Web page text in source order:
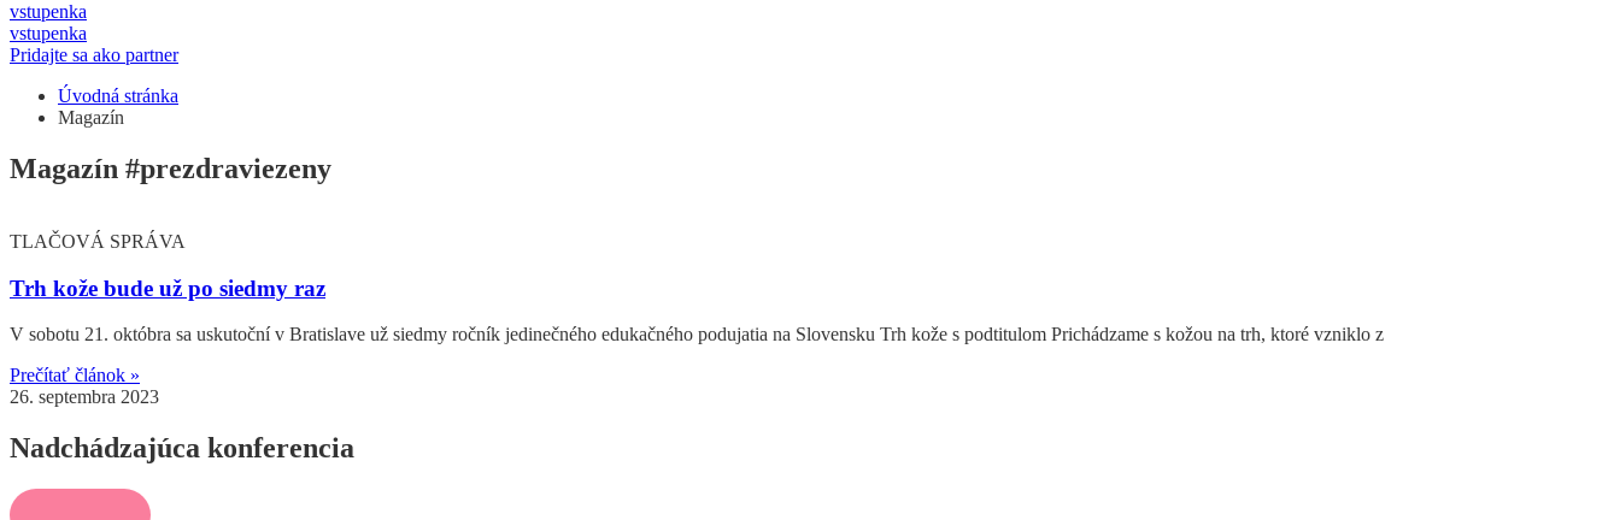
vstupenka
vstupenka
Pridajte sa ako partner
Úvodná stránka
Magazín
Magazín #prezdraviezeny
TLAČOVÁ SPRÁVA
Trh kože bude už po siedmy raz
V sobotu 21. októbra sa uskutoční v Bratislave už siedmy ročník jedinečného edukačného podujatia na Slovensku Trh kože s podtitulom Prichádzame s kožou na trh, ktoré vzniklo z
Prečítať článok »
26. septembra 2023
Nadchádzajúca konferencia